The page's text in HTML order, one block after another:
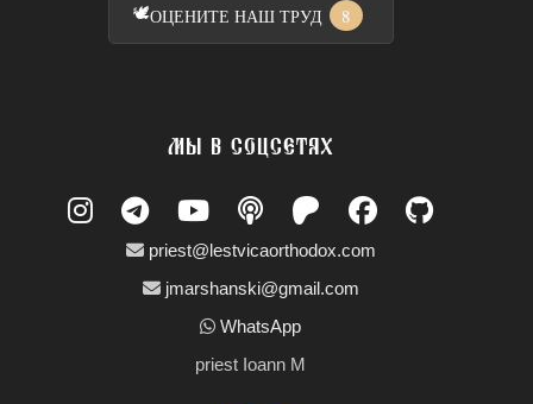
🕊️ОЦЕНИТЕ НАШ ТРУД 8
МЫ В СОЦСЕТЯХ
priest@lestvicaorthodox.com
jmarshanski@gmail.com
WhatsApp
priest Ioann M